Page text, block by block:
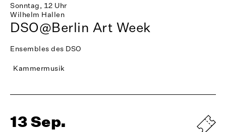
Sonntag, 12 Uhr
Wilhelm Hallen
DSO@Berlin Art Week
Ensembles des DSO
Kammermusik
13 Sep.